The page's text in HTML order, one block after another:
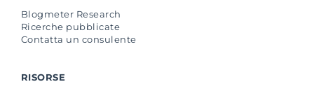
Blogmeter Research
Ricerche pubblicate
Contatta un consulente
RISORSE